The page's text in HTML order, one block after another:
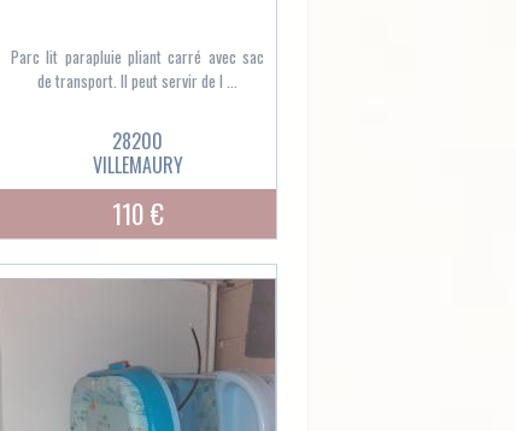
Parc lit parapluie pliant carré avec sac
de transport. Il peut servir de l ...
28200
VILLEMAURY
110 €